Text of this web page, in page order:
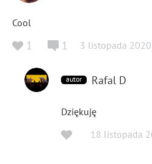
Cool
1 1 3 listopada 2020
autor Rafal D
Dziękuję
18 listopada